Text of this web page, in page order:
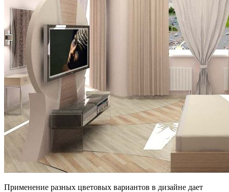
Применение разных цветовых вариантов в дизайне дает